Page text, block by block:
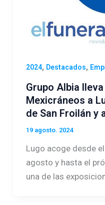
2024, Destacados,
Grupo Albia
Mexicráneos a
de San Froilán y
19 agosto. 2024
Lugo acoge desde
agosto y hasta el
una de las